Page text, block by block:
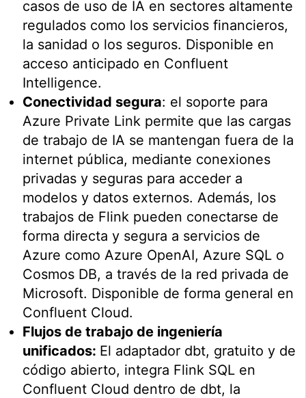
casos de uso de IA en sectores altamente
regulados como los servicios financieros,
la sanidad o los seguros. Disponible en
acceso anticipado en Confluent
Intelligence.
Conectividad segura: el soporte para
Azure Private Link permite que las cargas
de trabajo de IA se mantengan fuera de la
internet pública, mediante conexiones
privadas y seguras para acceder a
modelos y datos externos. Además, los
trabajos de Flink pueden conectarse de
forma directa y segura a servicios de
Azure como Azure OpenAI, Azure SQL o
Cosmos DB, a través de la red privada de
Microsoft. Disponible de forma general en
Confluent Cloud.
Flujos de trabajo de ingeniería
unificados: El adaptador dbt, gratuito y de
código abierto, integra Flink SQL en
Confluent Cloud dentro de dbt, la